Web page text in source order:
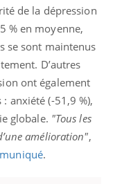
de la dépression
% en moyenne,
se sont maintenus
D’autres
ont également
anxiété (-51,9 %),
globale. "Tous les
amélioration",
.